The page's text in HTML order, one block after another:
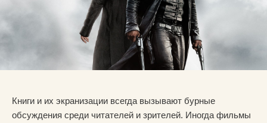
Книги и их экранизации всегда вызывают бурные
обсуждения среди читателей и зрителей. Иногда фильмы